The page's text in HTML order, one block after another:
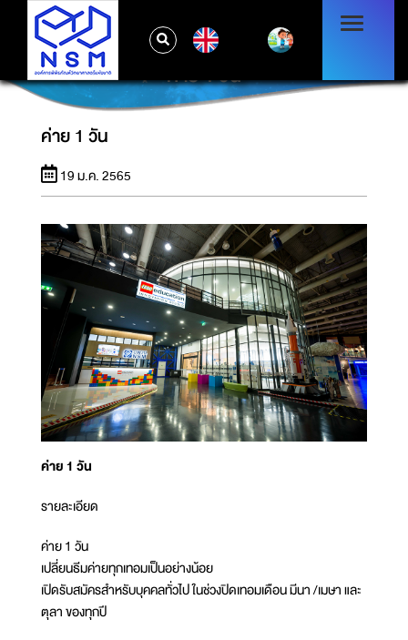
ค่าย 1 วัน
ค่าย 1 วัน
19 ม.ค. 2565
ค่าย 1 วัน
รายละเอียด
ค่าย 1 วัน
เปลี่ยนธีมค่ายทุกเทอมเป็นอย่างน้อย
เปิดรับสมัครสำหรับบุคคลทั่วไป ในช่วงปิดเทอมเดือน มีนา /เมษา และ
ตุลา ของทุกปี